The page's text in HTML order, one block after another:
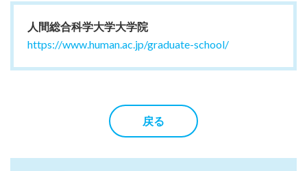
人間総合科学大学大学院
https://www.human.ac.jp/graduate-school/
戻る